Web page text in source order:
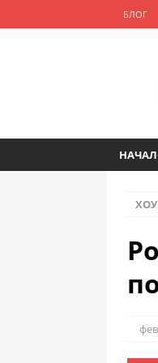
БЛОГ